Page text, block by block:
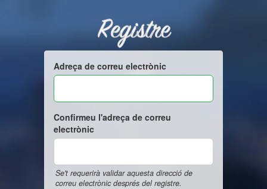
Registre
Adreça de correu electrònic
Confirmeu l'adreça de correu
electrònic
Se't requerirà validar aquesta direcció de
correu electrònic després del registre.